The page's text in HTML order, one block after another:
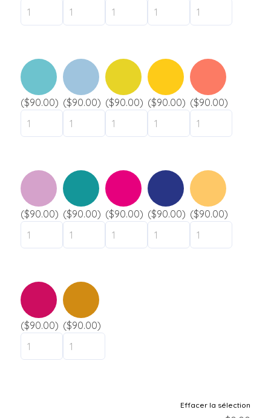
($90.00) ($90.00) ($90.00) ($90.00) ($90.00)
($90.00) ($90.00) ($90.00) ($90.00) ($90.00)
($90.00) ($90.00)
Effacer la sélection